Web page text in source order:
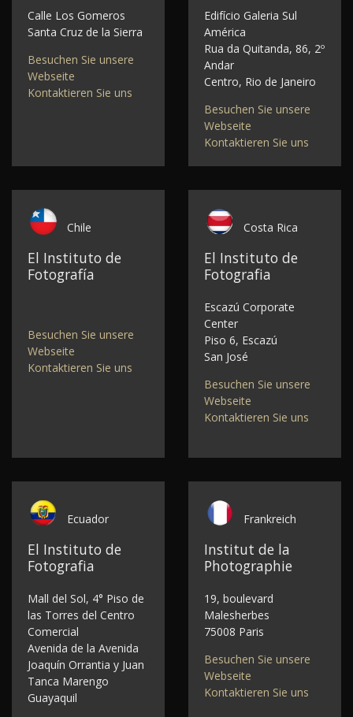
Calle Los Gomeros
Santa Cruz de la Sierra
Besuchen Sie unsere
Webseite
Kontaktieren Sie uns
Edifício Galeria Sul
América
Rua da Quitanda, 86, 2º
Andar
Centro, Rio de Janeiro
Besuchen Sie unsere
Webseite
Kontaktieren Sie uns
Chile
El Instituto de
Fotografía
Besuchen Sie unsere
Webseite
Kontaktieren Sie uns
Costa Rica
El Instituto de
Fotografia
Escazú Corporate
Center
Piso 6, Escazú
San José
Besuchen Sie unsere
Webseite
Kontaktieren Sie uns
Ecuador
El Instituto de
Fotografia
Mall del Sol, 4° Piso de
las Torres del Centro
Comercial
Avenida de la Avenida
Joaquín Orrantia y Juan
Tanca Marengo
Guayaquil
Frankreich
Institut de la
Photographie
19, boulevard
Malesherbes
75008 Paris
Besuchen Sie unsere
Webseite
Kontaktieren Sie uns